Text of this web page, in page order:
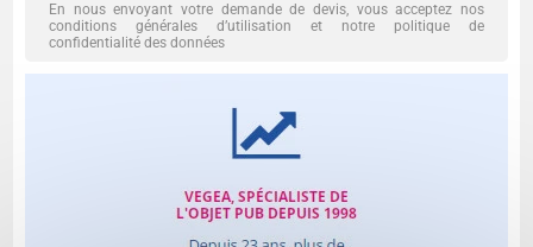
En nous envoyant votre demande de devis, vous acceptez nos
conditions générales d’utilisation et notre politique de
confidentialité des données